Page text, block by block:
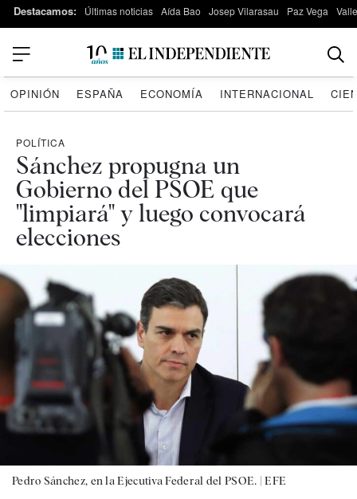
Destacamos: Últimas noticias Aída Bao Josep Vilarasau Paz Vega
OPINIÓN ESPAÑA ECONOMÍA INTERNACIONAL
POLÍTICA
Sánchez propugna un
Gobierno del PSOE que
"limpiará" y luego convocará
elecciones
Pedro Sánchez, en la Ejecutiva Federal del PSOE. |EFE